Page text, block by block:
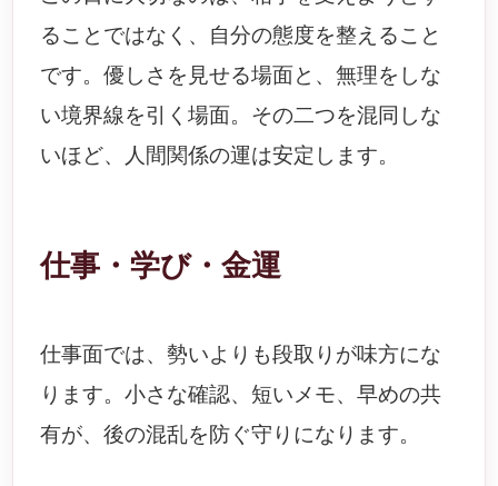
ることではなく、自分の態度を整えること
です。優しさを見せる場面と、無理をしな
い境界線を引く場面。その二つを混同しな
いほど、人間関係の運は安定します。
仕事・学び・金運
仕事面では、勢いよりも段取りが味方にな
ります。小さな確認、短いメモ、早めの共
有が、後の混乱を防ぐ守りになります。